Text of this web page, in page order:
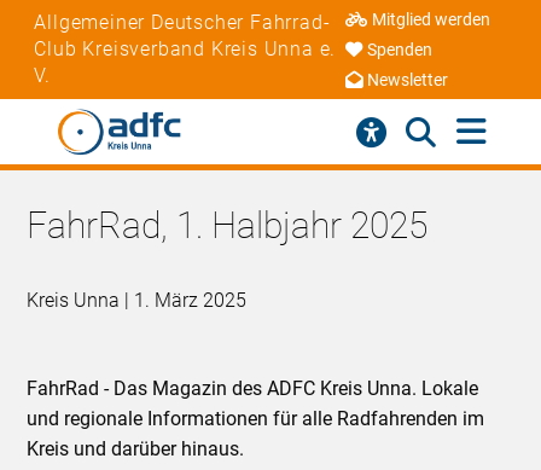
Allgemeiner Deutscher Fahrrad-
Club Kreisverband Kreis Unna e.
V.
Mitglied werden
Spenden
Newsletter
FahrRad, 1. Halbjahr 2025
Kreis Unna | 1. März 2025
FahrRad - Das Magazin des ADFC Kreis Unna. Lokale
und regionale Informationen für alle Radfahrenden im
Kreis und darüber hinaus.